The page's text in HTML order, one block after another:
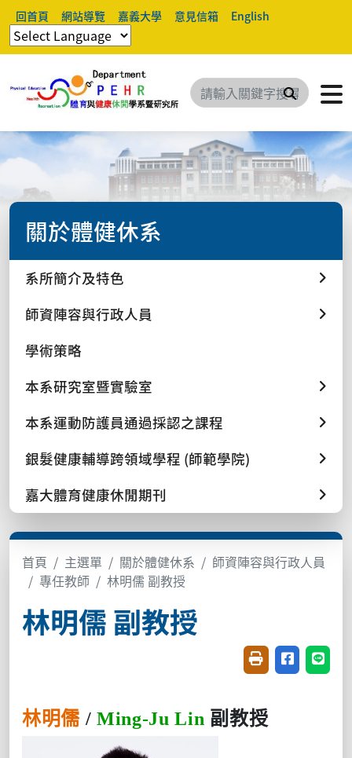
回首頁 網站導覽 嘉義大學 意見信箱 English
搜尋
關於體健休系
系所簡介及特色
師資陣容與行政人員
學術策略
本系研究室暨實驗室
本系運動防護員通過採認之課程
銀髮健康輔導跨領域學程 (師範學院)
嘉大體育健康休閒期刊
首頁 主選單 關於體健休系
師資陣容與行政人員
專任教師
林明儒 副教授
林明儒 副教授
友善列印(開新視
分享至臉書
分享
林明儒 /Ming-Ju Lin 副教授